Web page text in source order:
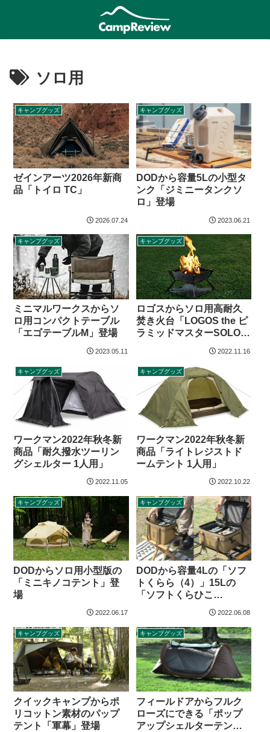
ソロ用
キャンプグッズ
ゼインアーツ2026年新商
品「トイロ TC」
2026.07.24
キャンプグッズ
DODから容量5Lの小型タ
ンク「ジミニータンクソ
ロ」登場
2023.06.21
キャンプグッズ
ミニマルワークスからソ
ロ用コンパクトテーブル
「エゴテーブルM」登場
2023.05.11
キャンプグッズ
ロゴスからソロ用高耐久
焚き火台「LOGOS the ピ
ラミッドマスターSOLO」
2022.11.16
キャンプグッズ
ワークマン2022年秋冬新
商品「耐久撥水ツーリン
グシェルター 1人用」
2022.11.05
キャンプグッズ
ワークマン2022年秋冬新
商品「ライトレジストド
ームテント 1人用」
2022.10.22
キャンプグッズ
DODからソロ用小型版の
「ミニキノコテント」登
場
2022.06.17
キャンプグッズ
DODから容量4Lの「ソフ
トくらら（4）」15Lの
「ソフトくらひこ
2022.06.08
キャンプグッズ
クイックキャンプからポ
リコットン素材のパップ
テント「軍幕」登場
キャンプグッズ
フィールドアからフルク
ローズにできる「ポップ
アップシェルターテン